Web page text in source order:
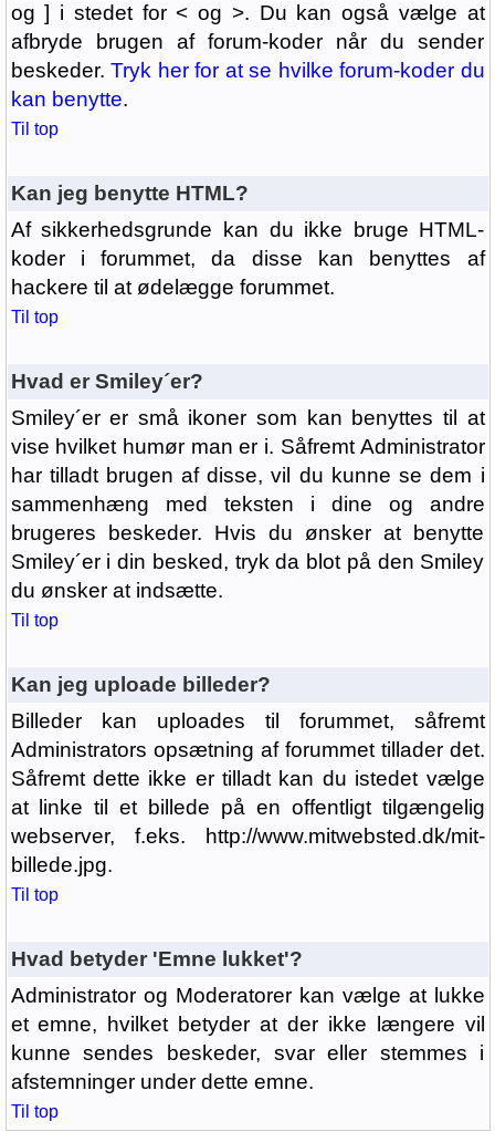
og ] i stedet for < og >. Du kan også vælge at
afbryde brugen af forum-koder når du sender
beskeder. Tryk her for at se hvilke forum-koder du
kan benytte.
Til top
Kan jeg benytte HTML?
Af sikkerhedsgrunde kan du ikke bruge HTML-
koder i forummet, da disse kan benyttes af
hackere til at ødelægge forummet.
Til top
Hvad er Smiley´er?
Smiley´er er små ikoner som kan benyttes til at
vise hvilket humør man er i. Såfremt Administrator
har tilladt brugen af disse, vil du kunne se dem i
sammenhæng med teksten i dine og andre
brugeres beskeder. Hvis du ønsker at benytte
Smiley´er i din besked, tryk da blot på den Smiley
du ønsker at indsætte.
Til top
Kan jeg uploade billeder?
Billeder kan uploades til forummet, såfremt
Administrators opsætning af forummet tillader det.
Såfremt dette ikke er tilladt kan du istedet vælge
at linke til et billede på en offentligt tilgængelig
webserver, f.eks. http://www.mitwebsted.dk/mit-
billede.jpg.
Til top
Hvad betyder 'Emne lukket'?
Administrator og Moderatorer kan vælge at lukke
et emne, hvilket betyder at der ikke længere vil
kunne sendes beskeder, svar eller stemmes i
afstemninger under dette emne.
Til top